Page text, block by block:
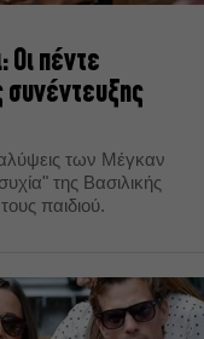
Οι πέντε
συνέντευξης
των Μέγκαν
της Βασιλικής
παιδιού.